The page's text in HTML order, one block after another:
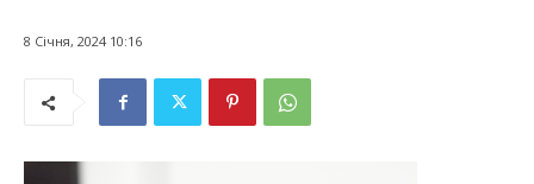
8 Січня, 2024 10:16